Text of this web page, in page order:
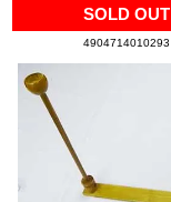
SOLD OUT
4904714010293